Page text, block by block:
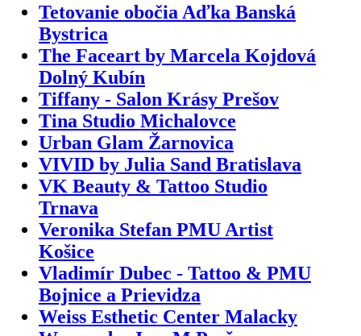
Tetovanie obočia Aďka Banská
Bystrica
The Faceart by Marcela Kojdová
Dolný Kubín
Tiffany - Salon Krásy Prešov
Tina Studio Michalovce
Urban Glam Žarnovica
VIVID by Julia Sand Bratislava
VK Beauty & Tattoo Studio
Trnava
Veronika Stefan PMU Artist
Košice
Vladimír Dubec - Tattoo & PMU
Bojnice a Prievidza
Weiss Esthetic Center Malacky